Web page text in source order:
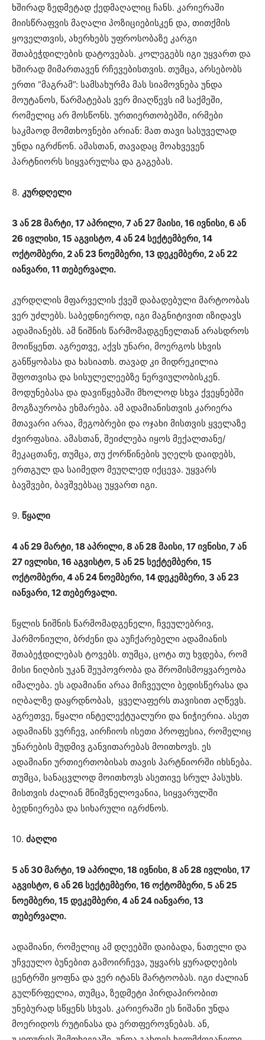
ხშირად ზედმეტად ქედმაღალიც ჩანს. კარიერაში
მიისწრაფვის მაღალი პოზიციებისკენ და, თითქმის
ყოველთვის, ახერხებს უფროსობაზე კარგი
შთაბეჭდილების დატოვებას. კოლეგებს იგი უყვართ და
ხშირად მიმართავენ რჩევებისთვის. თუმცა, არსებობს
ერთი “მაგრამ”: სამსახურმა მას სიამოვნება უნდა
მოუტანოს, წარმატებას ვერ მიაღწევს იმ საქმეში,
რომელიც არ მოსწონს. ურთიერთობებში, ირმები
საკმაოდ მომთხოვნები არიან: მათ თავი სასუველად
უნდა იგრძნონ. ამასთან, თავადაც მოახვევენ
პარტნიორს სიყვარულსა და გაგებას.
8. კურდღელი
3 ან 28 მარტი, 17 აპრილი, 7 ან 27 მაისი, 16 ივნისი, 6 ან
26 ივლისი, 15 აგვისტო, 4 ან 24 სექტემბერი, 14
ოქტომბერი, 2 ან 23 ნოემბერი, 13 დეკემბერი, 2 ან 22
იანვარი, 11 თებერვალი.
კურდღლის მფარველის ქვეშ დაბადებული მარტოობას
ვერ უძლებს. საბედნიეროდ, იგი მაგნიტივით იზიდავს
ადამიანებს. ამ ნიშნის წარმომადგენელთან არასდროს
მოიწყენთ. აგრეთვე, აქვს უნარი, მოერგოს სხვის
განწყობასა და ხასიათს. თავად კი მიდრეკილია
შფოთვისა და სისულელეებზე ნერვიულობისკენ.
მოდუნებასა და დავიწყებაში მხოლოდ სხვა ქვეყნებში
მოგზაურობა ეხმარება. ამ ადამიანისთვის კარიერა
მთავარი არაა, მეგობრები და ოჯახი მისთვის ყველაზე
ძვირფასია. ამასთან, შეიძლება იყოს მექალთანე/
მეკაცთანე, თუმცა, თუ ქორწინების უღელს დაიდებს,
ერთგულ და საიმედო მეუღლედ იქცევა. უყვარს
ბავშვები, ბავშვებსაც უყვართ იგი.
9. წყალი
4 ან 29 მარტი, 18 აპრილი, 8 ან 28 მაისი, 17 ივნისი, 7 ან
27 ივლისი, 16 აგვისტო, 5 ან 25 სექტემბერი, 15
ოქტომბერი, 4 ან 24 ნოემბერი, 14 დეკემბერი, 3 ან 23
იანვარი, 12 თებერვალი.
წყლის ნიშნის წარმომადგენელი, ჩვეულებრივ,
ჰარმონიული, ბრძენი და აუჩქარებელი ადამიანის
შთაბეჭდილებას ტოვებს. თუმცა, ცოტა თუ ხვდება, რომ
მისი ნიღბის უკან შეუპოვრობა და შრომისმოყვარეობა
იმალება. ეს ადამიანი არაა მიჩვეული ბედისწერასა და
იღბალზე დაყრდნობას, ყველაფერს თავისით აღწევს.
აგრეთვე, წყალი ინტელექტუალური და ნიჭიერია. ასეთ
ადამიანს ვურჩევ, აირჩიოს ისეთი პროფესია, რომელიც
უნარების მუდმივ განვითარებას მოითხოვს. ეს
ადამიანი ურთიერთობისას თავის პარტნიორში იხსნება.
თუმცა, სანაცვლოდ მოითხოვს ასეთივე სრულ პასუხს.
მისთვის ძალიან მნიშვნელოვანია, სიყვარულში
ბედნიერება და სიხარული იგრძნოს.
10. ძაღლი
5 ან 30 მარტი, 19 აპრილი, 18 ივნისი, 8 ან 28 ივლისი, 17
აგვისტო, 6 ან 26 სექტემბერი, 16 ოქტომბერი, 5 ან 25
ნოემბერი, 15 დეკემბერი, 4 ან 24 იანვარი, 13
თებერვალი.
ადამიანი, რომელიც ამ დღეებში დაიბადა, ნათელი და
უჩვეულო ბუნებით გამოირჩევა, უყვარს ყურადღების
ცენტრში ყოფნა და ვერ იტანს მარტოობას. იგი ძალიან
გულწრფელია, თუმცა, ზედმეტი პირდაპირობით
უნებურად სწყენს სხვას. კარიერაში ეს ნიშანი უნდა
მოერიდოს რუტინასა და ერთფეროვნებას. ან,